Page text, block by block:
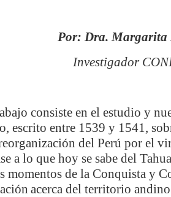
Por: Dra.
Investigador
consiste en el estudio y
escrito entre 1539 y 1541,
del Perú por el
a lo que hoy se sabe del
momentos de la Conquista y
acerca del territorio